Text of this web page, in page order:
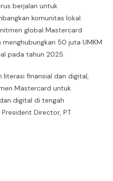
berjalan untuk
komunitas lokal.
global Mastercard
50 juta UMKM
pada tahun 2025.
finansial dan digital,
Mastercard untuk
digital di tengah
Director, PT